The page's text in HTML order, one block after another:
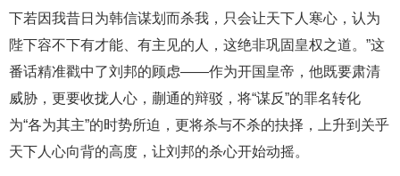
下若因我昔日为韩信谋划而杀我，只会让天下人寒心，认为
陛下容不下有才能、有主见的人，这绝非巩固皇权之道。”这
番话精准戳中了刘邦的顾虑——作为开国皇帝，他既要肃清
威胁，更要收拢人心，蒯通的辩驳，将“谋反”的罪名转化
为“各为其主”的时势所迫，更将杀与不杀的抉择，上升到关乎
天下人心向背的高度，让刘邦的杀心开始动摇。